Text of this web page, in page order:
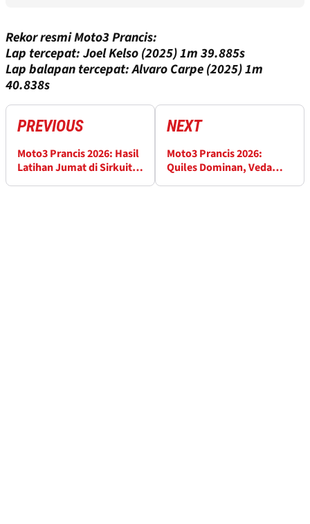
Rekor resmi Moto3 Prancis:
Lap tercepat: Joel Kelso (2025) 1m 39.885s
Lap balapan tercepat: Alvaro Carpe (2025) 1m
40.838s
PREVIOUS
Moto3 Prancis 2026: Hasil
Latihan Jumat di Sirkuit
NEXT
Moto3 Prancis 2026:
Quiles Dominan, Veda